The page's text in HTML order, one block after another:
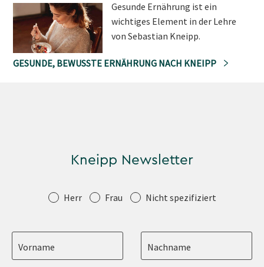
Gesunde Ernährung ist ein
wichtiges Element in der Lehre
von Sebastian Kneipp.
GESUNDE, BEWUSSTE ERNÄHRUNG NACH KNEIPP
Kneipp Newsletter
Anrede Herr Frau Nicht spezifiziert
Vorname Nachname